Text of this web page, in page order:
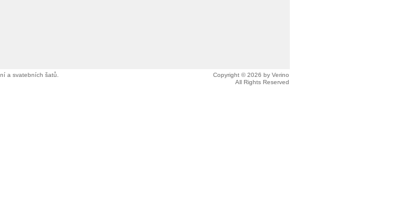
Copyright © 2026 by Verino
All Rights Reserved
a svatebních šatů.